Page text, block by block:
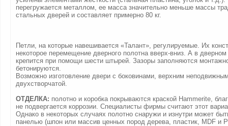
перегружается металлом, ее масса значительно меньше массы
стальных дверей и составляет примерно 80 кг.
Петли, на которые навешивается «Талант», регулируемые. Их
некоторое перемещение дверного полотна вверх-вниз. А в
крепится при помощи шести штырей. Зазоры заполняются
бетонируются.
Возможно изготовление двери с боковинами, верхним
двухстворчатой.
ОТДЕЛКА: полотно и коробка покрываются краской Hammerite,
не подвергается коррозии. Специалисты фирмы считают этот
Однако в некоторых случаях полотно снаружи и изнутри может
панелью (шпон или массив ценных пород дерева, пластик, MDF и